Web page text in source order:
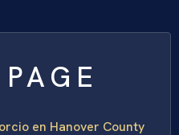
en Hanover County